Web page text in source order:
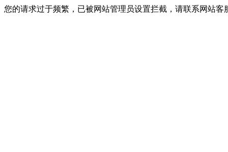
您的请求过于频繁，已被网站管理员设置拦截，请联系网站客